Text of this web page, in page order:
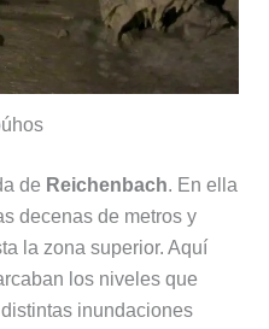
de Reichenbach. En ella
decenas de metros y
la zona superior. Aquí
los niveles que
inundaciones